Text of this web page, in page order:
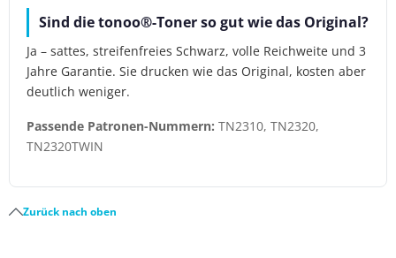
Sind die tonoo®-Toner so gut wie das Original?
Ja – sattes, streifenfreies Schwarz, volle Reichweite und 3
Jahre Garantie. Sie drucken wie das Original, kosten aber
deutlich weniger.
Passende Patronen-Nummern: TN2310, TN2320,
TN2320TWIN
Zurück nach oben